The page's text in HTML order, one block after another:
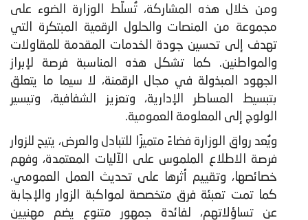
ومن خلال هذه المشاركة، تُسلّط الوزارة الضوء على
مجموعة من المنصات والحلول الرقمية المبتكرة التي
تهدف إلى تحسين جودة الخدمات المقدمة للمقاولات
والمواطنين. كما تشكل هذه المناسبة فرصة لإبراز
الجهود المبذولة في مجال الرقمنة، لا سيما ما يتعلق
بتبسيط المساطر الإدارية، وتعزيز الشفافية، وتيسير
الولوج إلى المعلومة العمومية.
ويُعد رواق الوزارة فضاءً متميزًا للتبادل والعرض، يتيح للزوار
فرصة الاطلاع الملموس على الآليات المعتمدة، وفهم
خصائصها، وتقييم أثرها على تحديث العمل العمومي.
كما تمت تعبئة فرق متخصصة لمواكبة الزوار والإجابة
عن تساؤلاتهم، لفائدة جمهور متنوع يضم مهنيين